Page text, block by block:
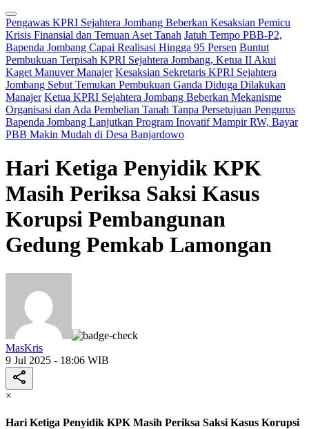
Pengawas KPRI Sejahtera Jombang Beberkan Kesaksian Pemicu
Krisis Finansial dan Temuan Aset Tanah Jatuh Tempo PBB-P2,
Bapenda Jombang Capai Realisasi Hingga 95 Persen Buntut
Pembukuan Terpisah KPRI Sejahtera Jombang, Ketua II Akui
Kaget Manuver Manajer Kesaksian Sekretaris KPRI Sejahtera
Jombang Sebut Temukan Pembukuan Ganda Diduga Dilakukan
Manajer Ketua KPRI Sejahtera Jombang Beberkan Mekanisme
Organisasi dan Ada Pembelian Tanah Tanpa Persetujuan Pengurus
Bapenda Jombang Lanjutkan Program Inovatif Mampir RW, Bayar
PBB Makin Mudah di Desa Banjardowo
Hari Ketiga Penyidik KPK
Masih Periksa Saksi Kasus
Korupsi Pembangunan
Gedung Pemkab Lamongan
MasKris
9 Jul 2025 - 18:06 WIB
×
Hari Ketiga Penyidik KPK Masih Periksa Saksi Kasus Korupsi